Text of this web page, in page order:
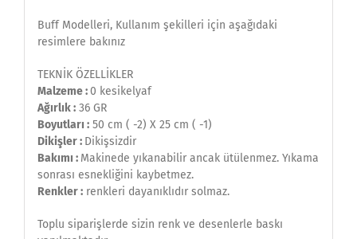
Buff Modelleri, Kullanım şekilleri için aşağıdaki
resimlere bakınız
TEKNİK ÖZELLİKLER
Malzeme :0 kesikelyaf
Ağırlık :36 GR
Boyutları :50 cm ( -2) X 25 cm ( -1)
Dikişler : Dikişsizdir
Bakımı : Makinede yıkanabilir ancak ütülenmez. Yıkama
sonrası esnekliğini kaybetmez.
Renkler :renkleri dayanıklıdır solmaz.
Toplu siparişlerde sizin renk ve desenlerle baskı